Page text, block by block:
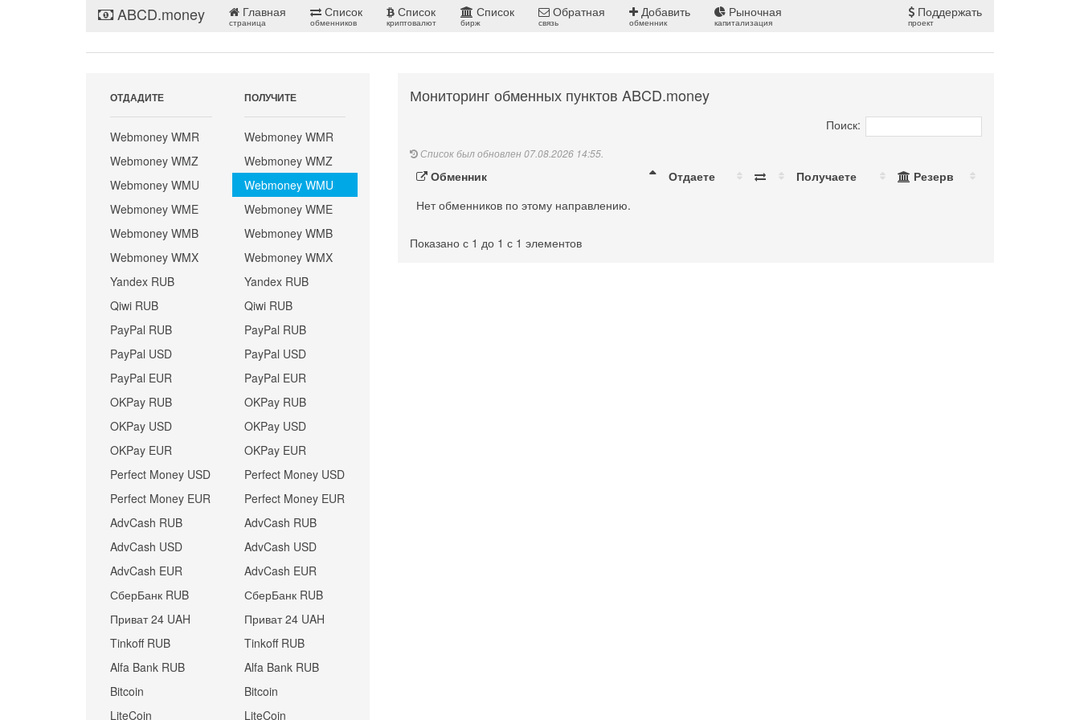
ABCD.money Главная
страница
Список
обменников
Список
криптовалют
Список
бирж
Обратная
связь
Добавить
обменник
Рыночная
капитализация
Поддержать
проект
ОТДАДИТЕ
Webmoney WMR
Webmoney WMZ
Webmoney WMU
Webmoney WME
Webmoney WMB
Webmoney WMX
Yandex RUB
Qiwi RUB
PayPal RUB
PayPal USD
PayPal EUR
OKPay RUB
OKPay USD
OKPay EUR
Perfect Money USD
Perfect Money EUR
AdvCash RUB
AdvCash USD
AdvCash EUR
СберБанк RUB
Приват 24 UAH
Tinkoff RUB
Alfa Bank RUB
Bitcoin
LiteCoin
ПОЛУЧИТЕ
Webmoney WMR
Webmoney WMZ
Webmoney WMU
Webmoney WME
Webmoney WMB
Webmoney WMX
Yandex RUB
Qiwi RUB
PayPal RUB
PayPal USD
PayPal EUR
OKPay RUB
OKPay USD
OKPay EUR
Perfect Money USD
Perfect Money EUR
AdvCash RUB
AdvCash USD
AdvCash EUR
СберБанк RUB
Приват 24 UAH
Tinkoff RUB
Alfa Bank RUB
Bitcoin
LiteCoin
Мониторинг обменных пунктов ABCD.money
Поиск:
Список был обновлен 07.08.2026 14:55.
Обменник Отдаете Получаете
Резерв
Нет обменников по этому направлению.
Показано с 1 до 1 с 1 элементов